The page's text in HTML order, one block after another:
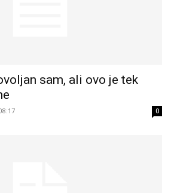
sam, ali ovo je tek
0